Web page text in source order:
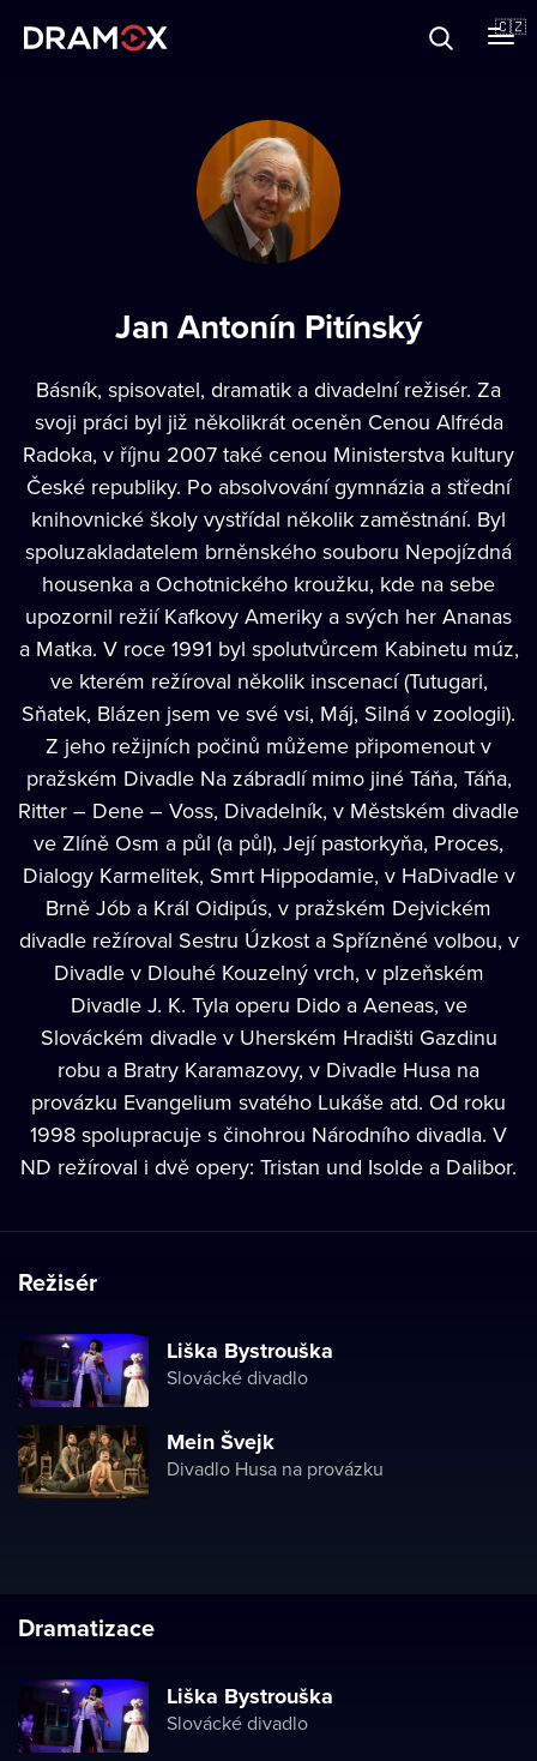
🇨🇿
Jan Antonín Pitínský
Básník, spisovatel, dramatik a divadelní režisér. Za
svoji práci byl již několikrát oceněn Cenou Alfréda
Radoka, v říjnu 2007 také cenou Ministerstva kultury
České republiky. Po absolvování gymnázia a střední
knihovnické školy vystřídal několik zaměstnání. Byl
spoluzakladatelem brněnského souboru Nepojízdná
housenka a Ochotnického kroužku, kde na sebe
upozornil režií Kafkovy Ameriky a svých her Ananas
a Matka. V roce 1991 byl spolutvůrcem Kabinetu múz,
ve kterém režíroval několik inscenací (Tutugari,
Sňatek, Blázen jsem ve své vsi, Máj, Silná v zoologii).
Z jeho režijních počinů můžeme připomenout v
pražském Divadle Na zábradlí mimo jiné Táňa, Táňa,
Ritter – Dene – Voss, Divadelník, v Městském divadle
ve Zlíně Osm a půl (a půl), Její pastorkyňa, Proces,
Dialogy Karmelitek, Smrt Hippodamie, v HaDivadle v
Brně Jób a Král Oidipús, v pražském Dejvickém
divadle režíroval Sestru Úzkost a Spřízněné volbou, v
Divadle v Dlouhé Kouzelný vrch, v plzeňském
Divadle J. K. Tyla operu Dido a Aeneas, ve
Slováckém divadle v Uherském Hradišti Gazdinu
robu a Bratry Karamazovy, v Divadle Husa na
provázku Evangelium svatého Lukáše atd. Od roku
1998 spolupracuje s činohrou Národního divadla. V
ND režíroval i dvě opery: Tristan und Isolde a Dalibor.
Režisér
Liška Bystrouška
Slovácké divadlo
Mein Švejk
Divadlo Husa na provázku
Dramatizace
Liška Bystrouška
Slovácké divadlo